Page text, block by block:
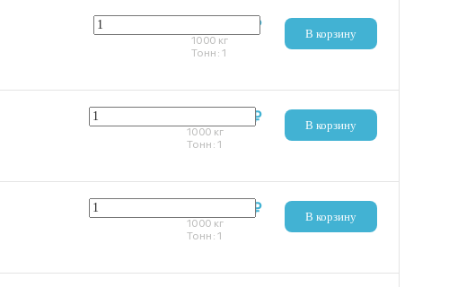
В корзину
121 821 ₽
1000 кг
Тонн:1
В корзину
132 695 ₽
1000 кг
Тонн:1
В корзину
120 973 ₽
1000 кг
Тонн:1